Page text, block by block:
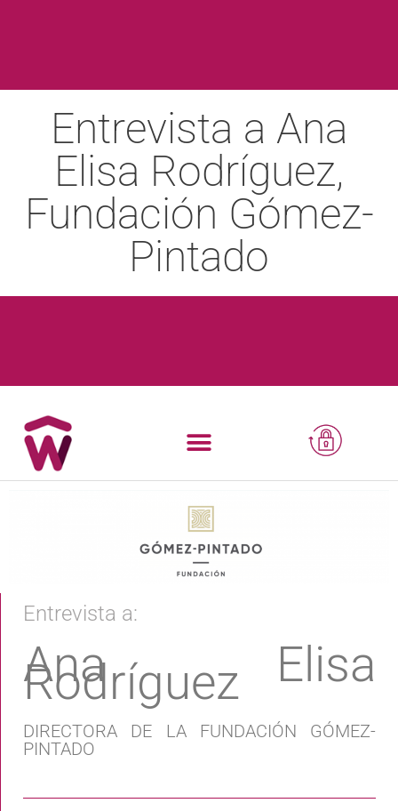
Entrevista a Ana
Elisa Rodríguez,
Fundación Gómez-
Pintado
Entrevista a:
Ana Elisa
Rodríguez
DIRECTORA DE LA FUNDACIÓN GÓMEZ-
PINTADO